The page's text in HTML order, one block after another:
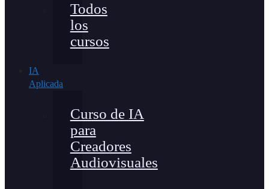
Todos
los
cursos
IA
Aplicada
Curso de IA
para
Creadores
Audiovisuales